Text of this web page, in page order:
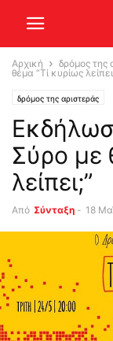
Αρχική δρόμος της
θέμα “Τί κυρίως
δρόμος της αριστεράς
Σύρο με
λείπει;”
Από Σύνταξη - 18